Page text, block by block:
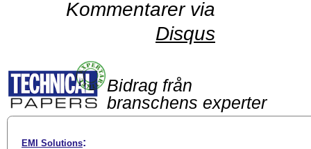
Kommentarer via
Disqus
Bidrag från
branschens experter
EMI Solutions: